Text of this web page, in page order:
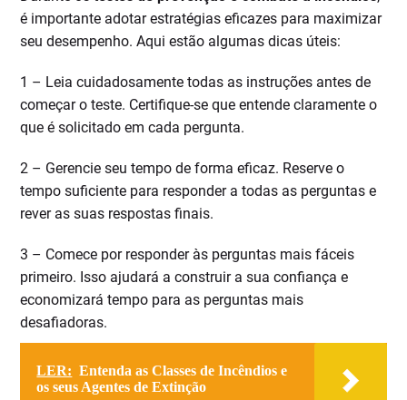
é importante adotar estratégias eficazes para maximizar
seu desempenho. Aqui estão algumas dicas úteis:
1 – Leia cuidadosamente todas as instruções antes de
começar o teste. Certifique-se que entende claramente o
que é solicitado em cada pergunta.
2 – Gerencie seu tempo de forma eficaz. Reserve o
tempo suficiente para responder a todas as perguntas e
rever as suas respostas finais.
3 – Comece por responder às perguntas mais fáceis
primeiro. Isso ajudará a construir a sua confiança e
economizará tempo para as perguntas mais
desafiadoras.
LER: Entenda as Classes de Incêndios e
os seus Agentes de Extinção